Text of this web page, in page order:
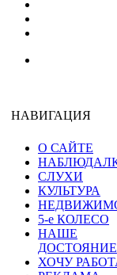
НАВИГАЦИЯ
О САЙТЕ
СЛУХИ
КУЛЬТУРА
5-е КОЛЕСО
НАШЕ
ДОСТОЯНИЕ
ХОЧУ